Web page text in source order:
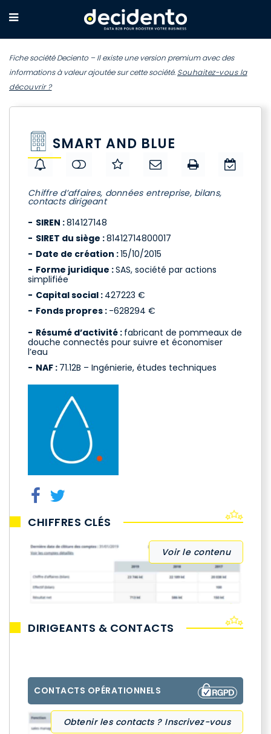
Fiche société Deciento – Il existe une version premium avec des
informations à valeur ajoutée sur cette société. Souhaitez-vous la
découvrir ?
SMART AND BLUE
Chiffre d’affaires, données entreprise, bilans,
contacts dirigeant
SIREN :814127148
SIRET du siège :81412714800017
Date de création :15/10/2015
Forme juridique :SAS, société par actions
simplifiée
Capital social : 427223 €
Fonds propres : -628294 €
Résumé d’activité : fabricant de pommeaux de
douche connectés pour suivre et économiser
l’eau
NAF : 71.12B – Ingénierie, études techniques
CHIFFRES CLÉS
Voir le contenu
DIRIGEANTS & CONTACTS
CONTACTS OPÉRATIONNELS
Obtenir les contacts ? Inscrivez-vous